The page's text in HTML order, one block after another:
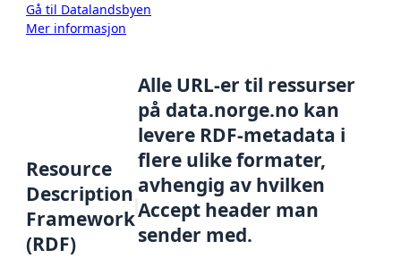
Gå til Datalandsbyen
Mer informasjon
Resource
Description
Framework
(RDF)
Alle URL-er til ressurser
på data.norge.no kan
levere RDF-metadata i
flere ulike formater,
avhengig av hvilken
Accept header man
sender med.